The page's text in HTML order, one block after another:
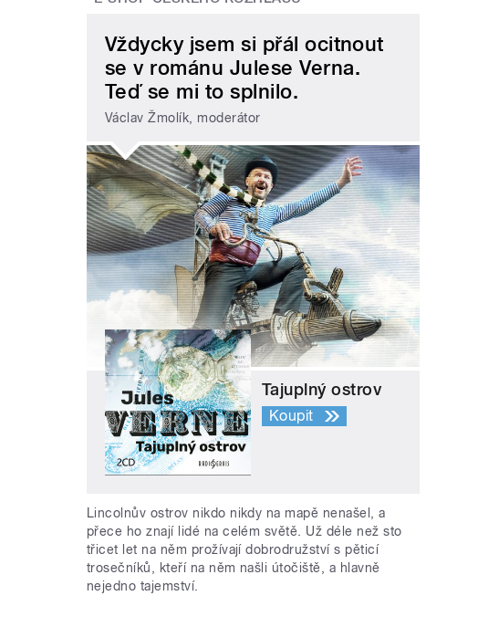
Vždycky jsem si přál ocitnout
se v románu Julese Verna.
Teď se mi to splnilo.
Václav Žmolík, moderátor
Tajuplný ostrov
Koupit
Lincolnův ostrov nikdo nikdy na mapě nenašel, a
přece ho znají lidé na celém světě. Už déle než sto
třicet let na něm prožívají dobrodružství s pěticí
trosečníků, kteří na něm našli útočiště, a hlavně
nejedno tajemství.